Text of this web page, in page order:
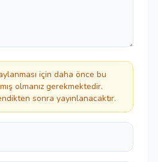
için daha önce bu
olmanız gerekmektedir.
sonra yayınlanacaktır.